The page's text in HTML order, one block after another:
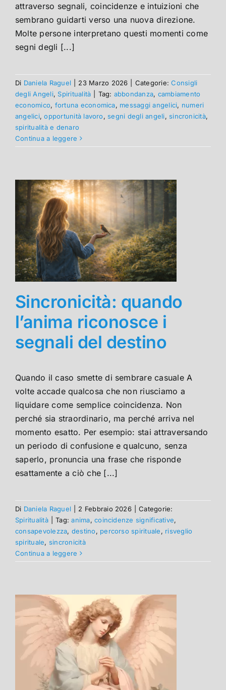
attraverso segnali, coincidenze e intuizioni che
sembrano guidarti verso una nuova direzione.
Molte persone interpretano questi momenti come
segni degli [...]
Di Daniela Raguel 23 Marzo 2026 Categorie:Consigli
degli Angeli, Spiritualità Tag: abbondanza, cambiamento
economico, fortuna economica, messaggi angelici, numeri
angelici,opportunità lavoro,segni degli angeli,sincronicità,
spiritualità e denaro
Continua a leggere
Sincronicità: quando
l’anima riconosce i
segnali del destino
Quando il caso smette di sembrare casuale A
volte accade qualcosa che non riusciamo a
liquidare come semplice coincidenza. Non
perché sia straordinario, ma perché arriva nel
momento esatto. Per esempio: stai attraversando
un periodo di confusione e qualcuno, senza
saperlo, pronuncia una frase che risponde
esattamente a ciò che [...]
Di Daniela Raguel 2 Febbraio 2026
Categorie:
Spiritualità
Tag:anima,coincidenze significative,
consapevolezza, destino, percorso spirituale, risveglio
spirituale, sincronicità
Continua a leggere